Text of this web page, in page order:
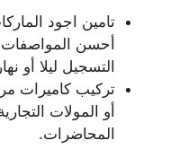
تامين اجود
أحسن المواصفات
التسجيل ليلا أو
تركيب كاميرات
أو المولات
المحاضرات.